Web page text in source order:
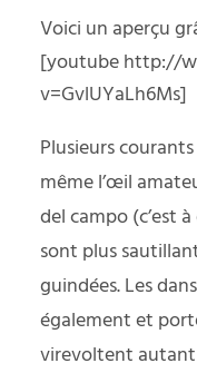
Voici un aperçu
[youtube http://
v=GvlUYaLh6Ms]
Plusieurs
même l’œil
del campo (c’est
sont plus
guindées. Les
également et
virevoltent autant